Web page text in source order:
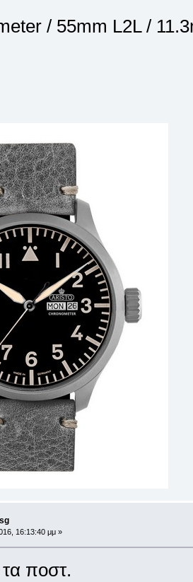
/ 55mm L2L /
16:13:40 μμ »
ποστ.